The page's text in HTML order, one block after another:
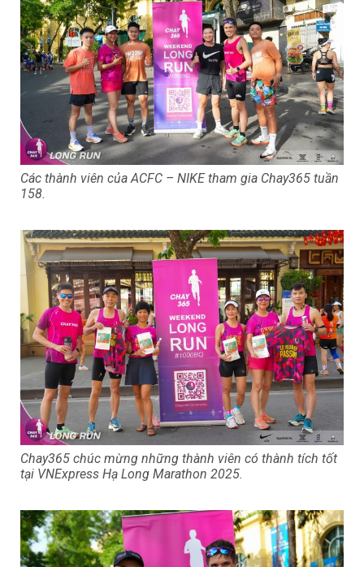
Các thành viên của ACFC – NIKE tham gia Chay365 tuần
158.
Chay365 chúc mừng những thành viên có thành tích tốt
tại VNExpress Hạ Long Marathon 2025.